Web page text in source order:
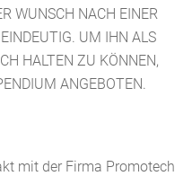
WUNSCH NACH EINER
UM IHN ALS
HALTEN ZU KÖNNEN,
ANGEBOTEN.
mit der Firma Promotech